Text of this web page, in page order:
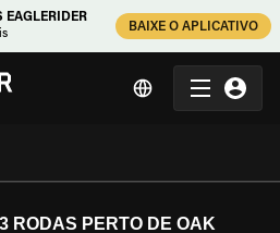
EAGLERIDER
BAIXE O APLICATIVO
RODAS PERTO DE OAK